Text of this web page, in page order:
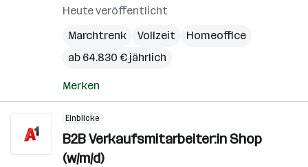
Heute veröffentlicht
Marchtrenk
Vollzeit
Homeoffice
ab 64.830 € jährlich
Merken
Einblicke
B2B Verkaufsmitarbeiter:in Shop
(w/m/d)